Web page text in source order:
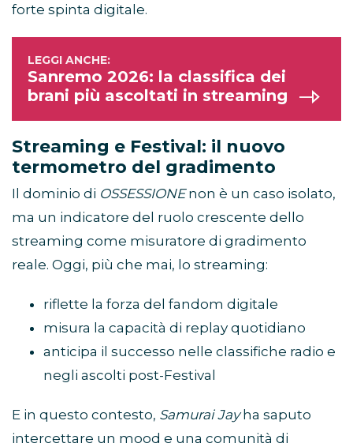
forte spinta digitale.
Sanremo 2026: la classifica dei
brani più ascoltati in streaming
Streaming e Festival: il nuovo
termometro del gradimento
Il dominio di OSSESSIONEnon è un caso isolato,
ma un indicatore del ruolo crescente dello
streaming come misuratore di gradimento
reale. Oggi, più che mai, lo streaming:
riflette la forza del fandom digitale
misura la capacità di replay quotidiano
anticipa il successo nelle classifiche radio e
negli ascolti post-Festival
E in questo contesto, Samurai Jayha saputo
intercettare un mood e una comunità di